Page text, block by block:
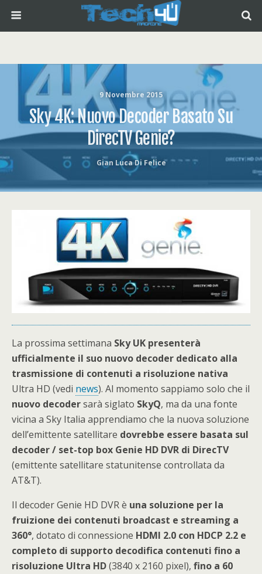
9 Novembre 2015
Sky 4K: Nuovo Decoder Basato Su
DirecTV Genie?
Gian Luca Di Felice
La prossima settimana Sky UK presenterà
ufficialmente il suo nuovo decoder dedicato alla
trasmissione di contenuti a risoluzione nativa
Ultra HD (vedi news). Al momento sappiamo solo che il
nuovo decodersarà siglato SkyQ, ma da una fonte
vicina a Sky Italia apprendiamo che la nuova soluzione
dell’emittente satellitare dovrebbe essere basata sul
decoder / set-top box Genie HD DVR di DirecTV
(emittente satellitare statunitense controllata da
AT&T).
Il decoder Genie HD DVR è una soluzione per la
fruizione dei contenuti broadcast e streaming a
360°, dotato di connessione HDMI 2.0 con HDCP 2.2 e
completo di supporto decodifica contenuti fino a
risoluzione Ultra HD(3840 x 2160 pixel), fino a 60